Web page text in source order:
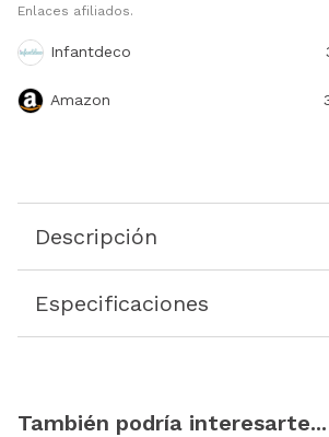
Enlaces afiliados.
Infantdeco
Amazon
Descripción
Especificaciones
También podría interesarte...